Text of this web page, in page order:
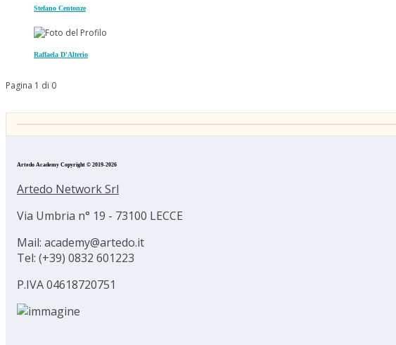
Stefano Centonze
Raffaela D'Alterio
Pagina 1 di 0
Artedo Academy Copyright © 2019-2026
Artedo Network Srl
Via Umbria n° 19 - 73100 LECCE
Mail: academy@artedo.it
Tel: (+39) 0832 601223
P.IVA 04618720751